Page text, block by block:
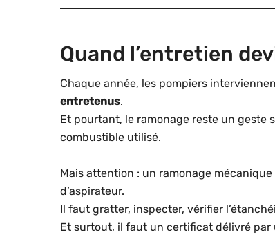
Quand l’entretien
Chaque année, les pompiers
entretenus.
Et pourtant, le ramonage reste un geste
combustible utilisé.
Mais attention : un ramonage
d’aspirateur.
Il faut gratter, inspecter, vérifier
Et surtout, il faut un certificat délivré par